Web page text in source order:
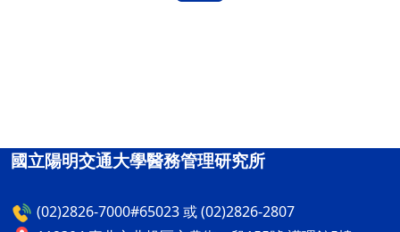
國立陽明交通大學醫務管理研究所
(02)2826-7000#65023 或 (02)2826-2807